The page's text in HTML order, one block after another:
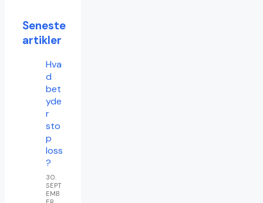
Seneste
artikler
Hva
d
bet
yde
r
sto
p
loss
?
30.
SEPT
EMB